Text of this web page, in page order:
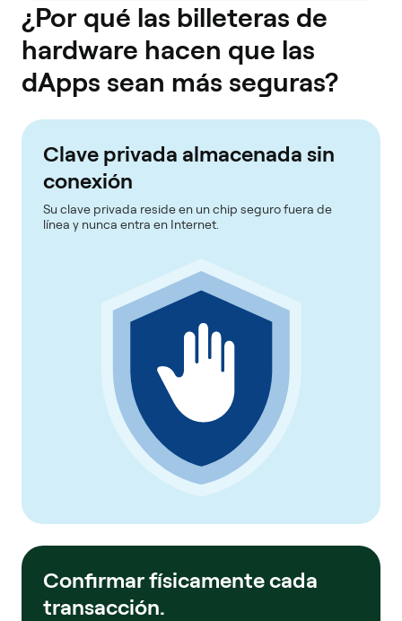
¿Por qué las billeteras de
hardware hacen que las
dApps sean más seguras?
Clave privada almacenada sin
conexión
Su clave privada reside en un chip seguro fuera de
línea y nunca entra en Internet.
Confirmar físicamente cada
transacción.